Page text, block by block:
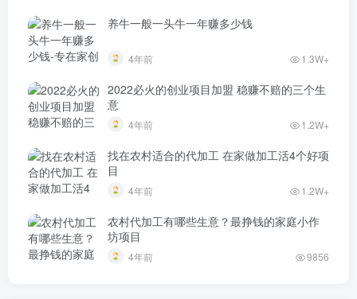
养牛一般一头牛一年赚多少钱
4年前 1.3W+
2022必火的创业项目加盟 稳赚不赔的三个生
意
4年前 1.2W+
找在农村适合的代加工 在家做加工活4个好项
目
4年前 1.2W+
农村代加工有哪些生意？最挣钱的家庭小作
坊项目
4年前 9856